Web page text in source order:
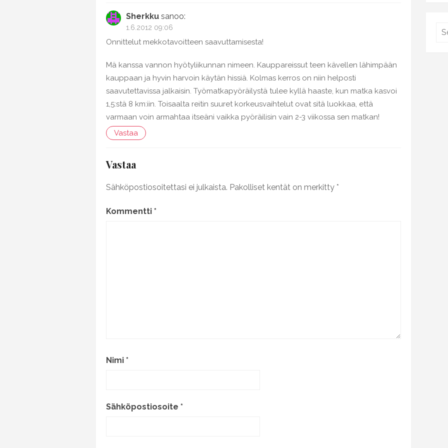
Sherkku sanoo:
1.6.2012 09:06
Onnittelut mekkotavoitteen saavuttamisesta!
Mä kanssa vannon hyötyliikunnan nimeen. Kauppareissut teen kävellen lähimpään
kauppaan ja hyvin harvoin käytän hissiä. Kolmas kerros on niin helposti
saavutettavissa jalkaisin. Työmatkapyöräilystä tulee kyllä haaste, kun matka kasvoi
1,5:stä 8 km:iin. Toisaalta reitin suuret korkeusvaihtelut ovat sitä luokkaa, että
varmaan voin armahtaa itseäni vaikka pyöräilisin vain 2-3 viikossa sen matkan!
Vastaa
Vastaa
Sähköpostiosoitettasi ei julkaista. Pakolliset kentät on merkitty *
Kommentti *
Nimi *
Sähköpostiosoite *